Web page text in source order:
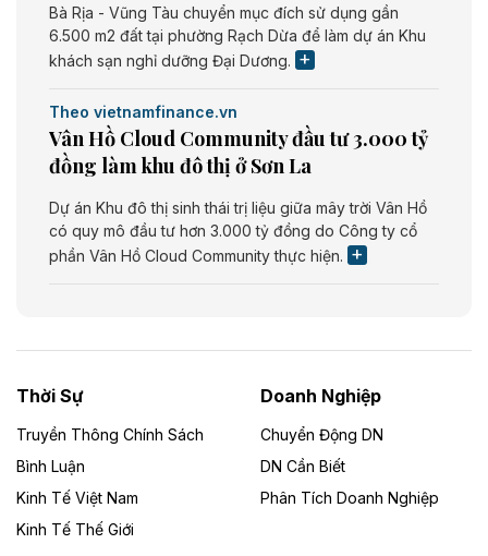
Bà Rịa - Vũng Tàu chuyển mục đích sử dụng gần
6.500 m2 đất tại phường Rạch Dừa để làm dự án Khu
khách sạn nghỉ dưỡng Đại Dương.
Theo vietnamfinance.vn
Vân Hồ Cloud Community đầu tư 3.000 tỷ
đồng làm khu đô thị ở Sơn La
Dự án Khu đô thị sinh thái trị liệu giữa mây trời Vân Hồ
có quy mô đầu tư hơn 3.000 tỷ đồng do Công ty cổ
phần Vân Hồ Cloud Community thực hiện.
Dự án Nhà máy xử lý rác và phát điện Bắc Giang do
Công ty TNHH Năng lượng môi trường Bắc Giang làm
Theo vietnamfinance.vn
Đức Long Gia Lai mở rộng ‘hệ sinh thái’
Thời Sự
Truyền Thông Chính Sách
Bình Luận
Kinh Tế Việt Nam
Kinh Tế Thế Giới
Doanh Nghiệp
Chuyển Động DN
DN Cần Biết
Phân Tích Doanh Nghiệp